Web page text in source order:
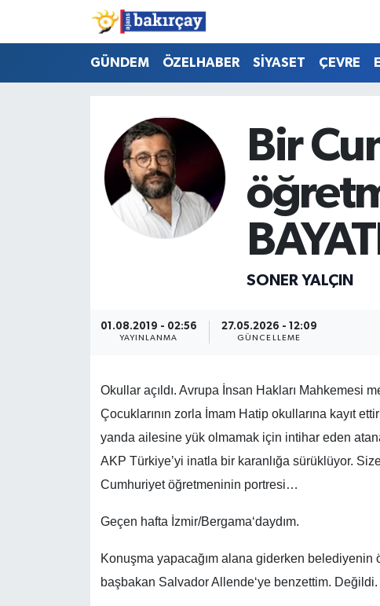
GÜNDEM ÖZELHABER SİYASET ÇEVRE
Bir
SONER YALÇIN
01.08.2019 - 02:56
YAYINLANMA
27.05.2026 - 12:09
GÜNCELLEME
Okullar açıldı. Avrupa İnsan Hakları Mahkemesi
Çocuklarının zorla İmam Hatip okullarına kayıt
yanda ailesine yük olmamak için intihar eden
AKP Türkiye’yi inatla bir karanlığa sürüklüyor.
Cumhuriyet öğretmeninin portresi…
Geçen hafta İzmir/Bergama‘daydım.
Konuşma yapacağım alana giderken
başbakan Salvador Allende‘ye benzettim. Değildi.
İzmir Nöbetçi Eczaneler
İzmir Namaz Vakitleri
İzmir Trafik Yoğunluk Haritası
Süper Lig Puan Durumu ve Fikstür